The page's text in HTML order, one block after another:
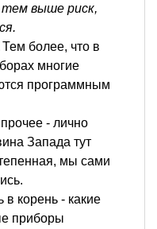
тем выше риск,
более, что в
многие
программным
- лично
Запада тут
мы сами
в корень - какие
приборы